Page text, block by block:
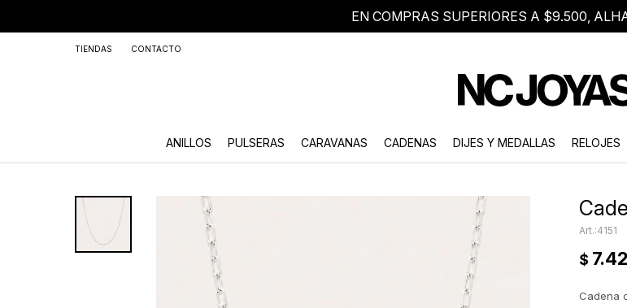
EN COMPRAS SUPERIORES A $9.500,
ANILLOS PULSERAS CARAVANAS CADENAS DIJES Y MEDALLAS RELOJES
TIENDAS CONTACTO
4151
$
Cadena